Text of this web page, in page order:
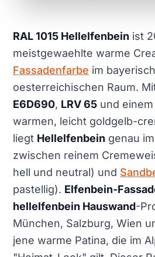
RAL 1015 Hellelfenbein ist
meistgewaehlte warme
Fassadenfarbe im
oesterreichischen Raum.
E6D690, LRV 65 und
warmen, leicht goldgelb-
liegt Hellelfenbein genau
zwischen reinem
hell und neutral) und
pastellig). Elfenbein-
hellelfenbein Hauswand-
München, Salzburg, Wien
jene warme Patina, die im